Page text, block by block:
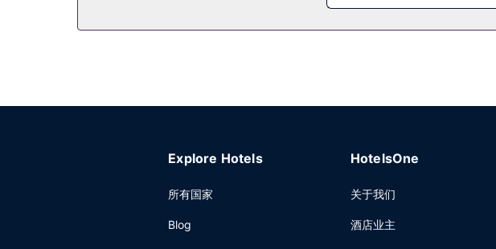
特色服务/设施包括免费高速有线上网、干洗/洗衣服务和24 小时前台服务。
Explore Hotels
所有国家
Blog
HotelsOne
关于我们
酒店业主